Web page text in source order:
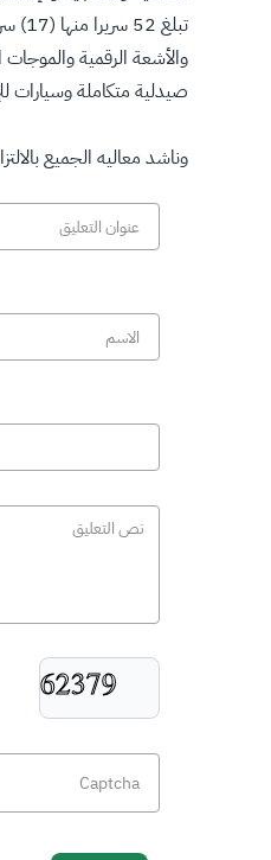
والأشعة الرقمية
صيدلية متكاملة وسيارات
وناشد معاليه الجميع